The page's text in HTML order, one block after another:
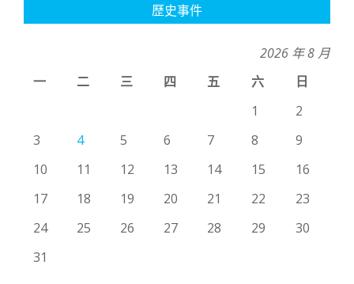
歷史事件
2026 年 8 月
一
二 三 四 五 六
日
1
2
3
4 5 6 7 8
9
10
11 12 13 14 15
16
17
18 19 20 21 22
23
24
25 26 27 28 29
30
31